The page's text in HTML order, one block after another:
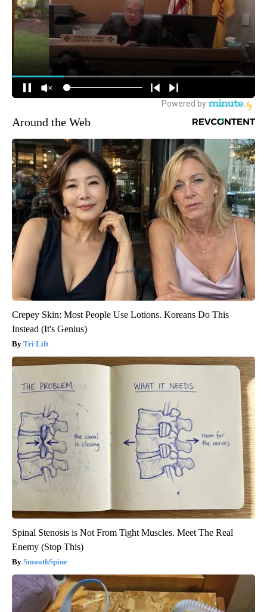
Around the Web
Crepey Skin: Most People Use Lotions. Koreans Do This
Instead (It's Genius)
Tri Lift
Spinal Stenosis is Not From Tight Muscles. Meet The Real
Enemy (Stop This)
SmoothSpine